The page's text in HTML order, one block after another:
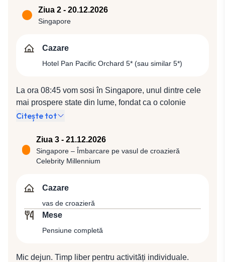
12:40), de unde se va pleca spre Singapore cu zborul
TK 208 (17:15 / 08:45).
Ziua 2 - 20.12.2026
Singapore
Cazare
Hotel Pan Pacific Orchard 5* (sau similar 5*)
La ora 08:45 vom sosi în Singapore, unul dintre cele
mai prospere state din lume, fondat ca o colonie
britanică acum două secole, o metropolă modernă,
îngrijite. Singapore este considerat o veritabilă „perlă
a Asiei”, situat în topul celor mai vizitate orașe ale
lumii. Arhitectura urbană fascinantă, cu zgârie-nori
noapte, influențele chineze, indiene și malaeziene,
clima tropicală, bucătăria delicioasă şi mall-urile
ultramoderne care au făcut din oraş un sinonim pentru
cumpărături, ne aşteaptă să le descoperim. După
formalitățile vamale, ne vom întâlni cu ghidul local
„Oraşului Grădină”, aşa cum mai este denumit
Citește tot
Ziua 3 - 21.12.2026
Singapore – Îmbarcare pe vasul de croazieră
Celebrity Millennium
Cazare
vas de croazieră
Mese
Pensiune completă
Mic dejun. Timp liber pentru activități individuale.